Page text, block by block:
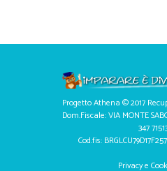
Progetto Athena © 2017
Dom.Fiscale: VIA MONTE
347
Cod.fis:
Privacy e